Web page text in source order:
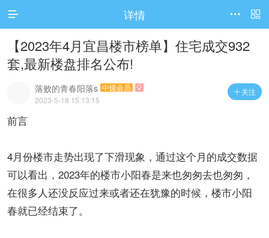
 详情 

【2023年4月宜昌楼市榜单】住宅成交932
套,最新楼盘排名公布!
 关注
落败的青春阳落s 中级会员 
2023-5-18 15:13:15
前言
4月份楼市走势出现了下滑现象，通过这个月的成交数据
可以看出，2023年的楼市小阳春是来也匆匆去也匆匆，
在很多人还没反应过来或者还在犹豫的时候，楼市小阳
春就已经结束了。